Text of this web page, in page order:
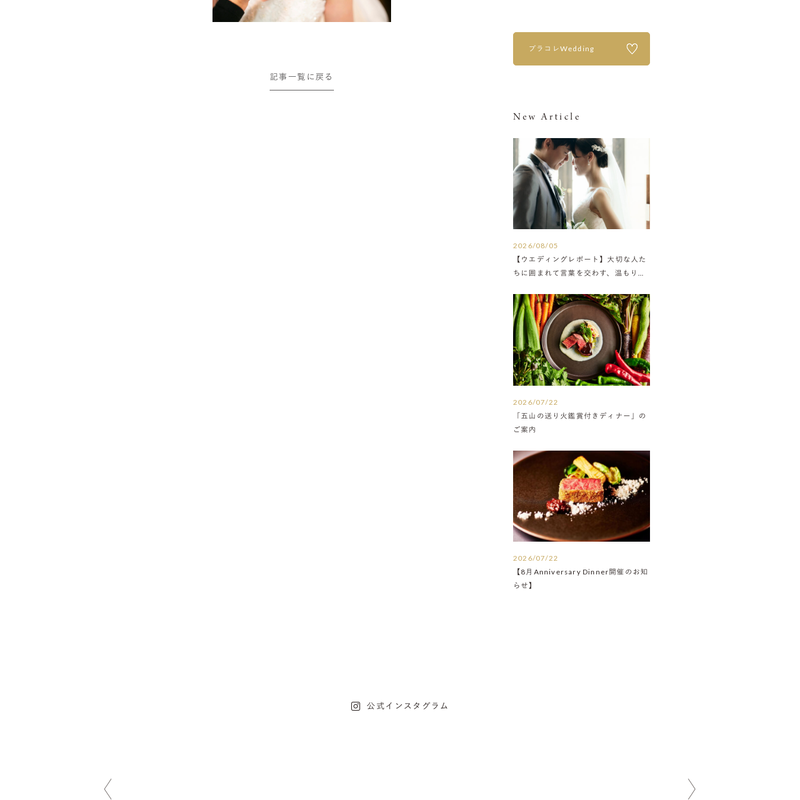
記事一覧に戻る
プラコレWedding
New Article
2026/08/05
【ウエディングレポート】大切な人た
ちに囲まれて言葉を交わす、温もりに
2026/07/22
「五山の送り火鑑賞付きディナー」の
ご案内
2026/07/22
【8月Anniversary Dinner開催のお知
らせ】
公式インスタグラム